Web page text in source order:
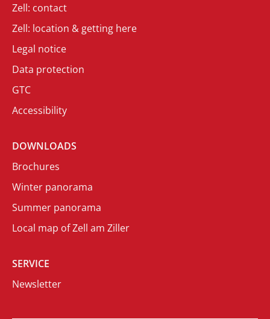
Zell: contact
Zell: location & getting here
Legal notice
Data protection
GTC
Accessibility
DOWNLOADS
Brochures
Winter panorama
Summer panorama
Local map of Zell am Ziller
SERVICE
Newsletter